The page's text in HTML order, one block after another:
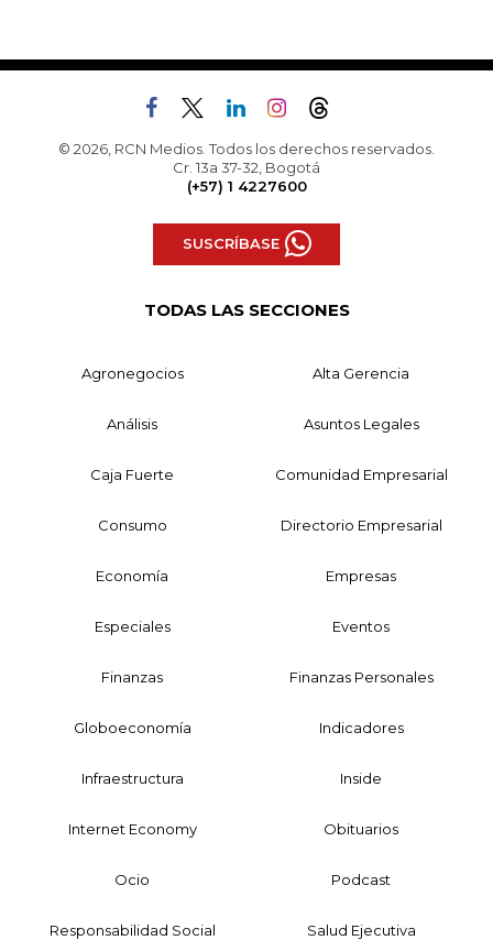
© 2026, RCN Medios. Todos los derechos reservados.
Cr. 13a 37-32, Bogotá
(+57) 1 4227600
SUSCRÍBASE
TODAS LAS SECCIONES
Agronegocios Alta Gerencia
Análisis Asuntos Legales
Caja Fuerte Comunidad Empresarial
Consumo Directorio Empresarial
Economía Empresas
Especiales Eventos
Finanzas Finanzas Personales
Globoeconomía Indicadores
Infraestructura Inside
Internet Economy Obituarios
Ocio Podcast
Responsabilidad Social Salud Ejecutiva